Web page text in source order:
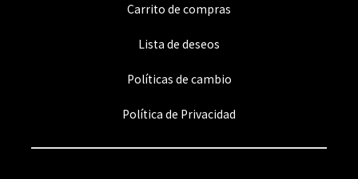
Carrito de compras
Lista de deseos
Políticas de cambio
Política de Privacidad